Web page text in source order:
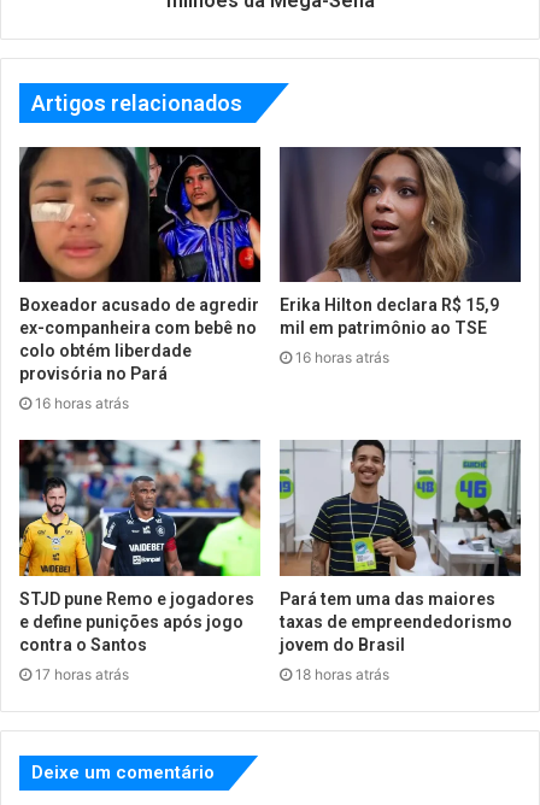
Artigos relacionados
Boxeador acusado de agredir
ex-companheira com bebê no
colo obtém liberdade
provisória no Pará
16 horas atrás
Erika Hilton declara R$ 15,9
mil em patrimônio ao TSE
16 horas atrás
STJD pune Remo e jogadores
e define punições após jogo
contra o Santos
17 horas atrás
Pará tem uma das maiores
taxas de empreendedorismo
jovem do Brasil
18 horas atrás
Deixe um comentário